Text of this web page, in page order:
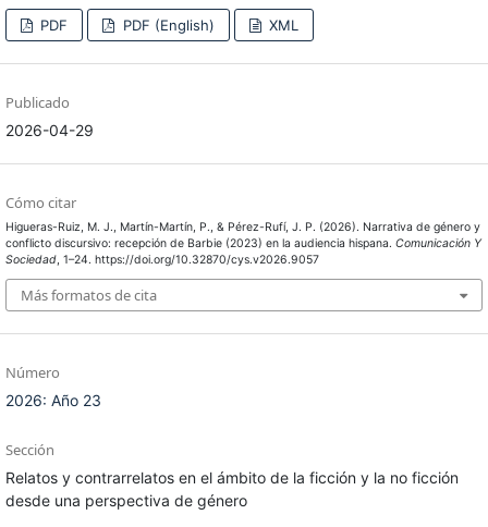
PDF PDF (English) XML
Publicado
2026-04-29
Cómo citar
Higueras-Ruiz, M. J., Martín-Martín, P., & Pérez-Rufí, J. P. (2026). Narrativa de género y
conflicto discursivo: recepción de Barbie (2023) en la audiencia hispana. Comunicación Y
Sociedad, 1–24. https://doi.org/10.32870/cys.v2026.9057
Más formatos de cita
Número
2026: Año 23
Sección
Relatos y contrarrelatos en el ámbito de la ficción y la no ficción
desde una perspectiva de género